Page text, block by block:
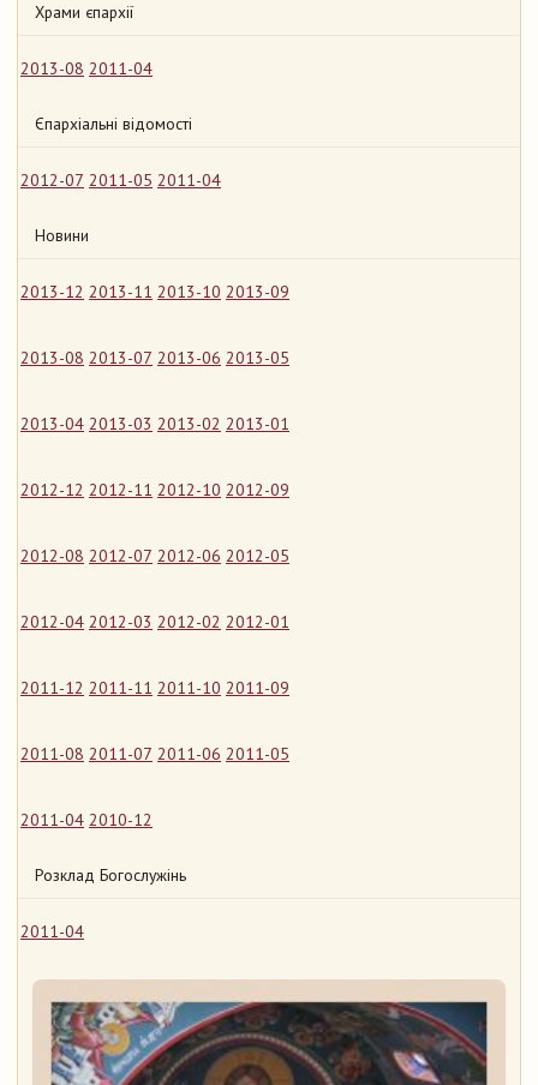
Храми єпархії
2013-08 2011-04
Єпархіальні відомості
2012-07 2011-05 2011-04
Новини
2013-12 2013-11 2013-10 2013-09
2013-08 2013-07 2013-06 2013-05
2013-04 2013-03 2013-02 2013-01
2012-12 2012-11 2012-10 2012-09
2012-08 2012-07 2012-06 2012-05
2012-04 2012-03 2012-02 2012-01
2011-12 2011-11 2011-10 2011-09
2011-08 2011-07 2011-06 2011-05
2011-04 2010-12
Розклад Богослужінь
2011-04